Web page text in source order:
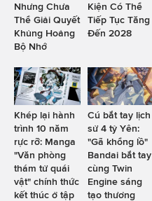
Nhưng Chưa
Thể Giải Quyết
Khủng Hoảng
Bộ Nhớ
Kiện Có Thể
Tiếp Tục Tăng
Đến 2028
Khép lại hành
trình 10 năm
rực rỡ: Manga
"Văn phòng
thám tử quái
vật" chính thức
kết thúc ở tập
Cú bắt tay lịch
sử 4 tỷ Yên:
"Gã khổng lồ"
Bandai bắt tay
cùng Twin
Engine sáng
tạo thương